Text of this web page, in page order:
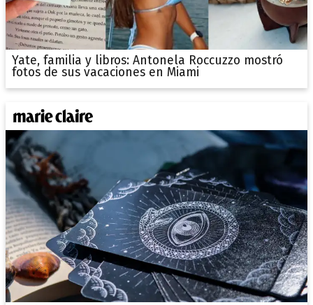
Yate, familia y libros: Antonela Roccuzzo mostró
fotos de sus vacaciones en Miami